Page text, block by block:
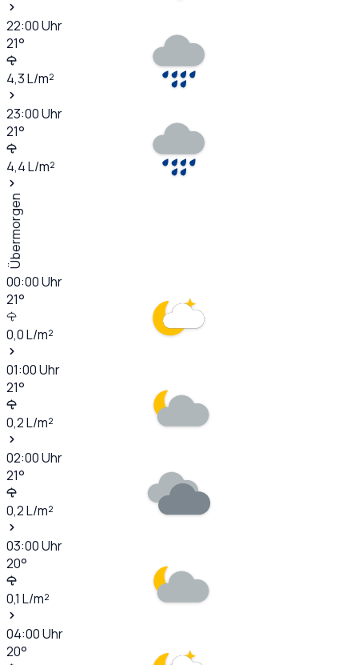
22:00Uhr
21°
4,3L/m²
23:00Uhr
21°
4,4L/m²
Übermorgen
00:00Uhr
21°
0,0L/m²
01:00Uhr
21°
0,2L/m²
02:00Uhr
21°
0,2L/m²
03:00Uhr
20°
0,1 L/m²
04:00Uhr
20°